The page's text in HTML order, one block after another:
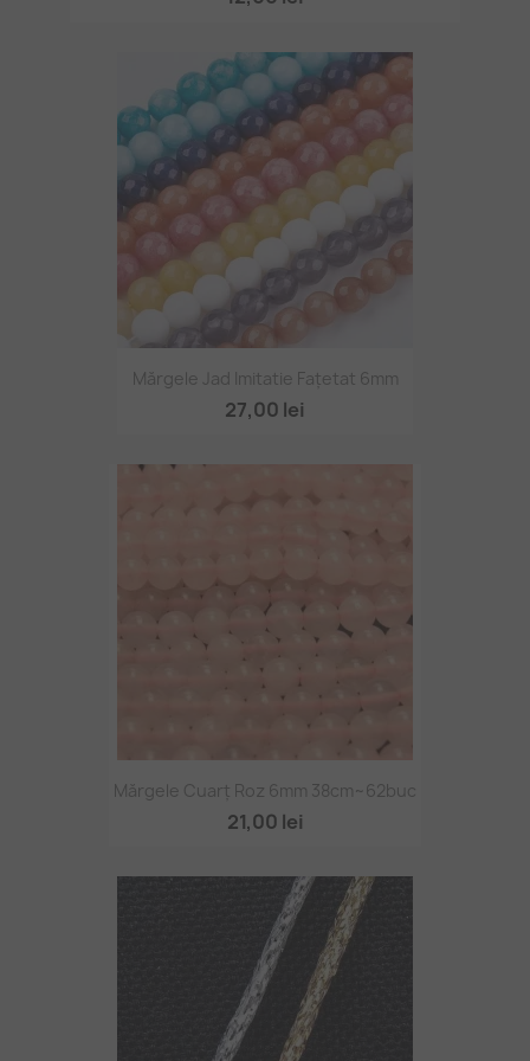
Mărgele Jad Imitatie Fațetat 6mm
27,00 lei
Mărgele Cuarț Roz 6mm 38cm~62buc
21,00 lei